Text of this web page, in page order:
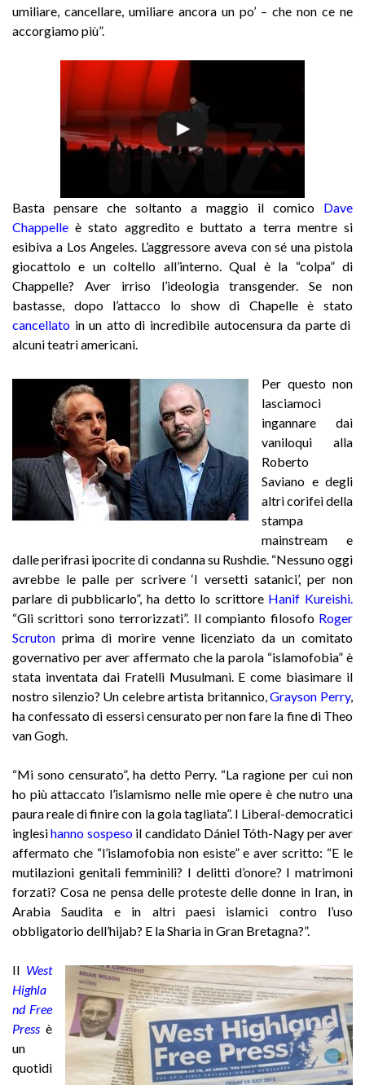
umiliare, cancellare, umiliare ancora un po’ – che non ce ne
accorgiamo più”.
Basta pensare che soltanto a maggio il comico
Dave
Chappelleè stato aggredito e buttato a terra mentre si
esibiva a Los Angeles. L’aggressore aveva con sé una pistola
giocattolo e un coltello all’interno. Qual è la “colpa” di
Chappelle? Aver irriso l’ideologia transgender. Se non
bastasse, dopo l’attacco lo show di Chapelle è stato
cancellato in un atto di incredibile autocensura da parte di
alcuni teatri americani.
Per questo non
lasciamoci
ingannare dai
vaniloqui alla
Roberto
Saviano e degli
altri corifei della
stampa
mainstream e
dalle perifrasi ipocrite di condanna su Rushdie. “Nessuno oggi
avrebbe le palle per scrivere ‘I versetti satanici’, per non
parlare di pubblicarlo”, ha detto lo scrittore Hanif Kureishi
“Gli scrittori sono terrorizzati”. Il compianto filosofo Roger
Scruton prima di morire venne licenziato da un comitato
governativo per aver affermato che la parola “islamofobia” è
stata inventata dai Fratelli Musulmani. E come biasimare il
nostro silenzio? Un celebre artista britannico, Grayson Perry,
ha confessato di essersi censurato per non fare la fine di Theo
van Gogh.
“Mi sono censurato”, ha detto Perry. “La ragione per cui non
ho più attaccato l’islamismo nelle mie opere è che nutro una
paura reale di finire con la gola tagliata”. I Liberal-democratici
inglesihanno sospeso il candidato Dániel Tóth-Nagy per aver
affermato che “l’islamofobia non esiste” e aver scritto: “E le
mutilazioni genitali femminili? I delitti d’onore? I matrimoni
forzati? Cosa ne pensa delle proteste delle donne in Iran, in
Arabia Saudita e in altri paesi islamici contro l’uso
obbligatorio dell’hijab? E la Sharia in Gran Bretagna?”.
Il West
Highla
nd Free
Press è
un
quotidi